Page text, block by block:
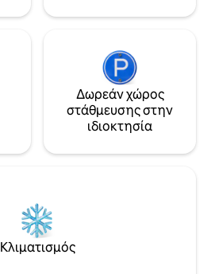
Δωρεάν χώρος
στάθμευσης στην
ιδιοκτησία
Κλιματισμός